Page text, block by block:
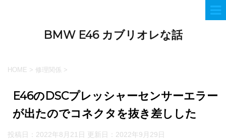
BMW E46 カブリオレな話
HOME > 修理関係 >
E46のDSCプレッシャーセンサーエラー
が出たのでコネクタを抜き差しした
投稿日：2022年8月21日 更新日： 2022年9月29日